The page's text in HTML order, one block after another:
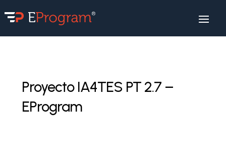
Proyecto IA4TES PT 2.7 –
EProgram